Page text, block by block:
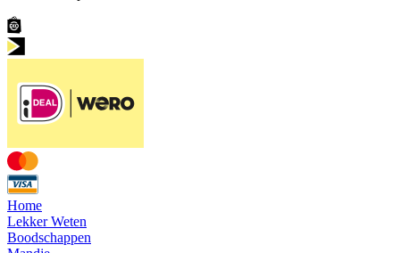
Home
Lekker Weten
Boodschappen